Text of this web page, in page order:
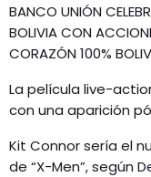
BANCO UNIÓN
BOLIVIA CON
CORAZÓN 100%
La película live-
con una aparición
Kit Connor sería el
de “X-Men”, según